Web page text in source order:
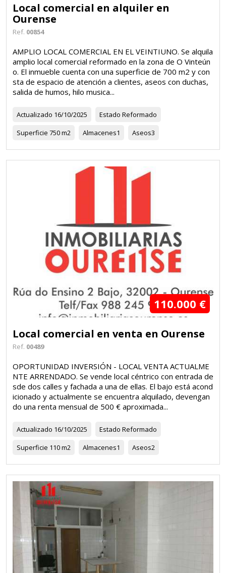
Local comercial en alquiler en
Ourense
Ref. 00854
AMPLIO LOCAL COMERCIAL EN EL VEINTIUNO. Se alquila
amplio local comercial reformado en la zona de O Vinteún
o. El inmueble cuenta con una superficie de 700 m2 y con
sta de espacio de atención a clientes, aseos con duchas,
salida de humos, hilo musica...
Actualizado 16/10/2025 Estado Reformado
Superficie 750 m2 Almacenes1 Aseos3
110.000 €
Local comercial en venta en Ourense
Ref. 00489
OPORTUNIDAD INVERSIÓN - LOCAL VENTA ACTUALME
NTE ARRENDADO. Se vende local céntrico con entrada de
sde dos calles y fachada a una de ellas. El bajo está acond
icionado y actualmente se encuentra alquilado, devengan
do una renta mensual de 500 € aproximada...
Actualizado 16/10/2025 Estado Reformado
Superficie 110 m2 Almacenes1 Aseos2